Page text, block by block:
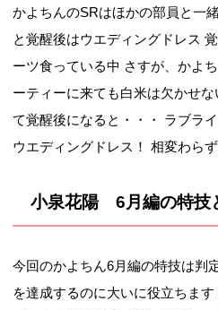
かよちんのSRはほかの部員と一
と覚醒後はウエディングドレス
ーツ食っている中 さすが、かよ
ーティーに来ても白米は欠かせ
て覚醒後になると・・・ ラブラ
ウエディングドレス！ 相変わら
小泉花陽 6月編の特技
今回のかよちん6月編の特技は判
を達成するのに大いに役立ちま